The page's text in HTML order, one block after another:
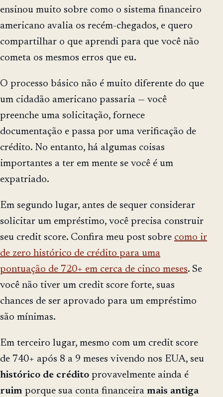
ensinou muito sobre como o sistema financeiro
americano avalia os recém-chegados, e quero
compartilhar o que aprendi para que você não
cometa os mesmos erros que eu.
O processo básico não é muito diferente do que
um cidadão americano passaria — você
preenche uma solicitação, fornece
documentação e passa por uma verificação de
crédito. No entanto, há algumas coisas
importantes a ter em mente se você é um
expatriado.
Em segundo lugar, antes de sequer considerar
solicitar um empréstimo, você precisa construir
seu credit score. Confira meu post sobre como ir
de zero histórico de crédito para uma
pontuação de 720+ em cerca de cinco meses. Se
você não tiver um credit score forte, suas
chances de ser aprovado para um empréstimo
são mínimas.
Em terceiro lugar, mesmo com um credit score
de 740+ após 8 a 9 meses vivendo nos EUA, seu
histórico de crédito provavelmente ainda é
ruim porque sua conta financeira mais antiga